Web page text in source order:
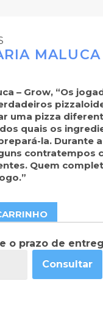
MALUCA
– Grow, “Os
uma pizza
quais os
la. Durante
contratempos
Quem
o prazo de
Consultar